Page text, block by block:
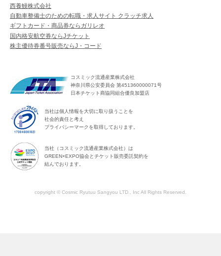
西養鰻株式会社
自動車整備士のための転職・求人サイト クラッチ求人
ギフトカード・商品券ならガリレオ
国内格安航空券ならJチケット
株主優待券番号販売ならJ・コード
コスミック流通産業株式会社
神奈川県公安委員会 第451360000071号
日本チケット商協同組合優良加盟店
当社は個人情報を大切に取り扱うことを
社会的責任と考え
プライバシーマークを取得しております。
当社（コスミック流通産業株式会社）は
GREEN×EXPO協会とチケット販売委託契約を
結んでおります。
copyright © Cosmic Ryutuu Sangyou LTD., Inc All Rights Reserved.